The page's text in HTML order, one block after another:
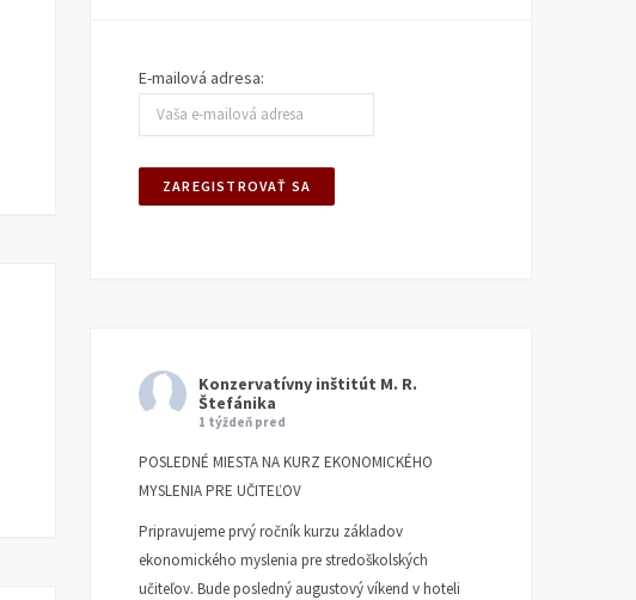
E-mailová adresa:
Konzervatívny inštitút M. R.
Štefánika
1 týždeň pred
POSLEDNÉ MIESTA NA KURZ EKONOMICKÉHO
MYSLENIA PRE UČITEĽOV
Pripravujeme prvý ročník kurzu základov
ekonomického myslenia pre stredoškolských
učiteľov. Bude posledný augustový víkend v hoteli